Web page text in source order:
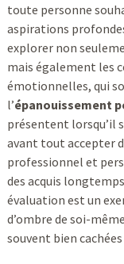
toute personne
aspirations
explorer non
mais également les
émotionnelles, qui
l’épanouissement
présentent lorsqu’il
avant tout accepter
professionnel et
des acquis
évaluation est un
d’ombre de soi-
souvent bien